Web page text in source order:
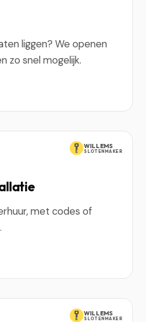
liggen? We openen
zo snel mogelijk.
WILLEMS
SLOTENMAKER
met codes of
WILLEMS
SLOTENMAKER